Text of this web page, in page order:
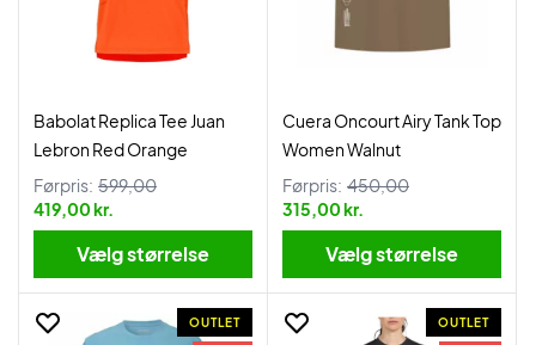
Babolat Replica Tee Juan
Lebron Red Orange
Førpris: 599,00
419,00 kr.
Vælg størrelse
Cuera Oncourt Airy Tank Top
Women Walnut
Førpris: 450,00
315,00 kr.
Vælg størrelse
OUTLET OUTLET